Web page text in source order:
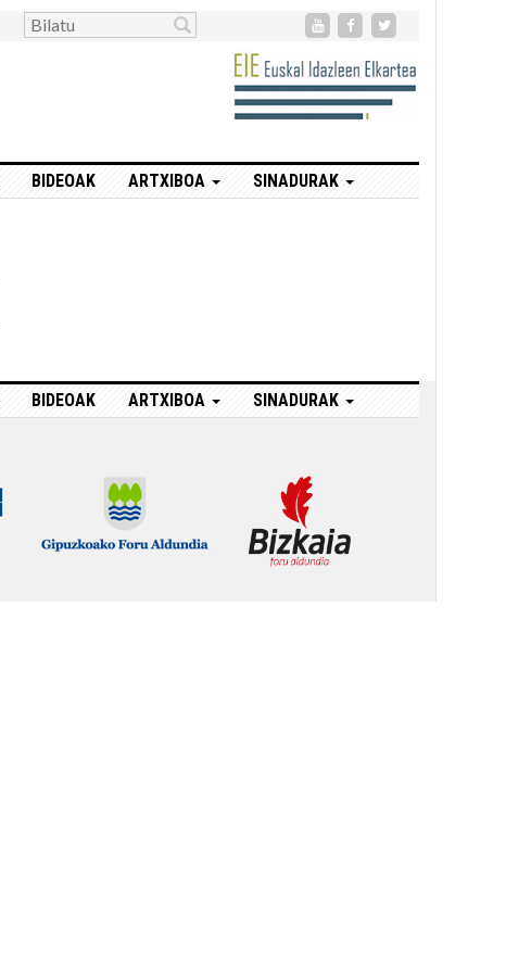
BIDEOAK ARTXIBOA SINADURAK
BIDEOAK ARTXIBOA SINADURAK